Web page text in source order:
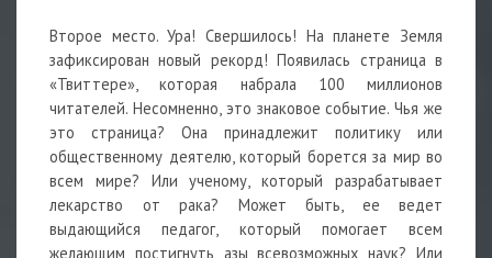
Второе место. Ура! Свершилось! На планете Земля
зафиксирован новый рекорд! Появилась страница в
«Твиттере», которая набрала 100 миллионов
читателей. Несомненно, это знаковое событие. Чья же
это страница? Она принадлежит политику или
общественному деятелю, который борется за мир во
всем мире? Или ученому, который разрабатывает
лекарство от рака? Может быть, ее ведет
выдающийся педагог, который помогает всем
желающим постигнуть азы всевозможных наук? Или